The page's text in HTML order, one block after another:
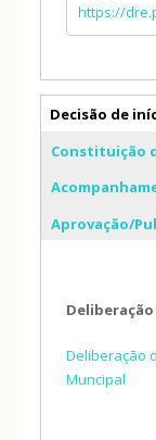
https://
PDM
Decisão de
Constituição
Aprovação/
Deliberação
Deliberação
Muncipal